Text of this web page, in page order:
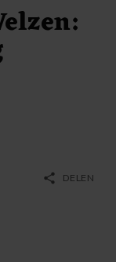
share DELEN